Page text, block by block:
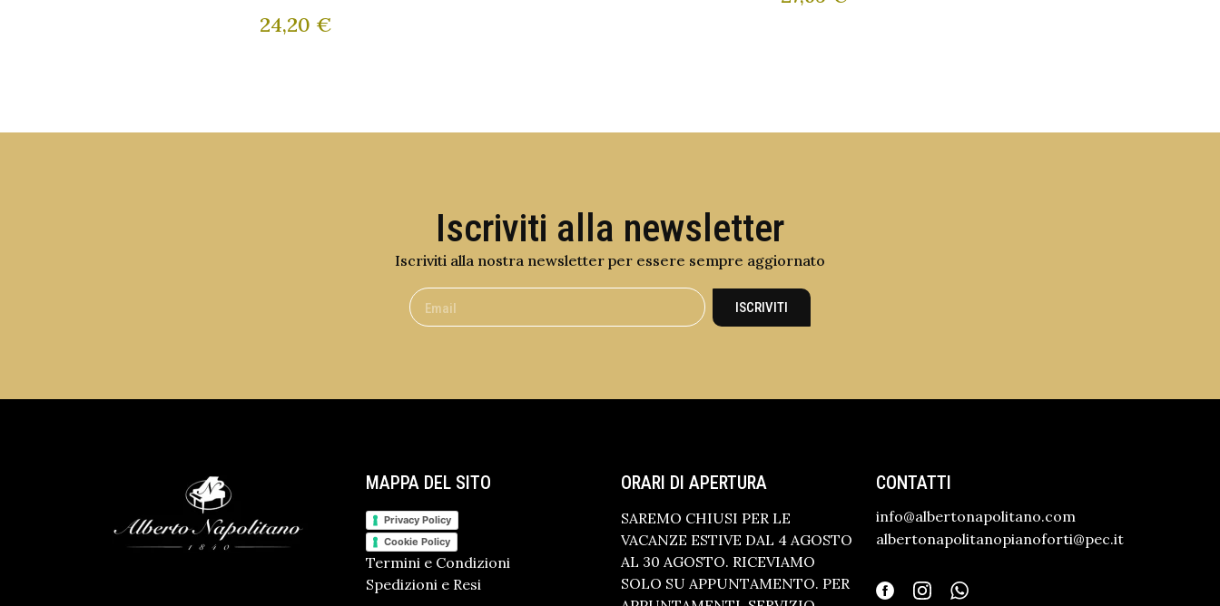
24,20 €
Iscriviti alla newsletter
Iscriviti alla nostra newsletter per essere sempre aggiornato
ISCRIVITI
MAPPA DEL SITO
Privacy Policy
Cookie Policy
Termini e Condizioni
Spedizioni e Resi
ORARI DI APERTURA
SAREMO CHIUSI PER LE
VACANZE ESTIVE DAL 4 AGOSTO
AL 30 AGOSTO. RICEVIAMO
SOLO SU APPUNTAMENTO. PER
CONTATTI
info@albertonapolitano.com
albertonapolitanopianoforti@pec.it